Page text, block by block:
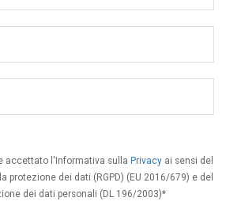
accettato l'Informativa sulla Privacy ai sensi del
protezione dei dati (RGPD) (EU 2016/679) e del
dei dati personali (DL 196/2003)*